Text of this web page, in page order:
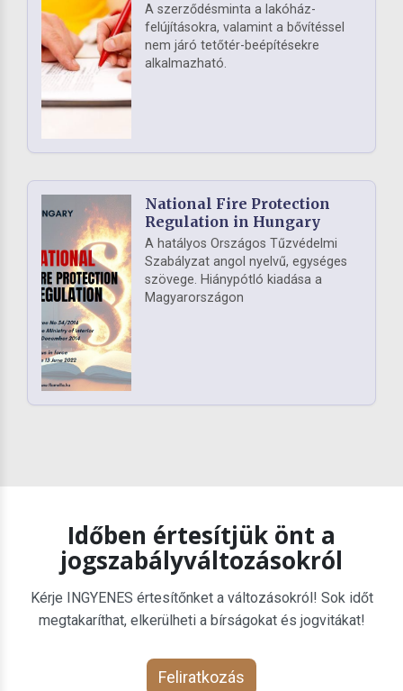
A szerződésminta a lakóház-
felújításokra, valamint a bővítéssel
nem járó tetőtér-beépítésekre
alkalmazható.
National Fire Protection
Regulation in Hungary
A hatályos Országos Tűzvédelmi
Szabályzat angol nyelvű, egységes
szövege. Hiánypótló kiadása a
Magyarországon
Időben értesítjük önt a
jogszabályváltozásokról
Kérje INGYENES értesítőnket a változásokról! Sok időt
megtakaríthat, elkerülheti a bírságokat és jogvitákat!
Feliratkozás